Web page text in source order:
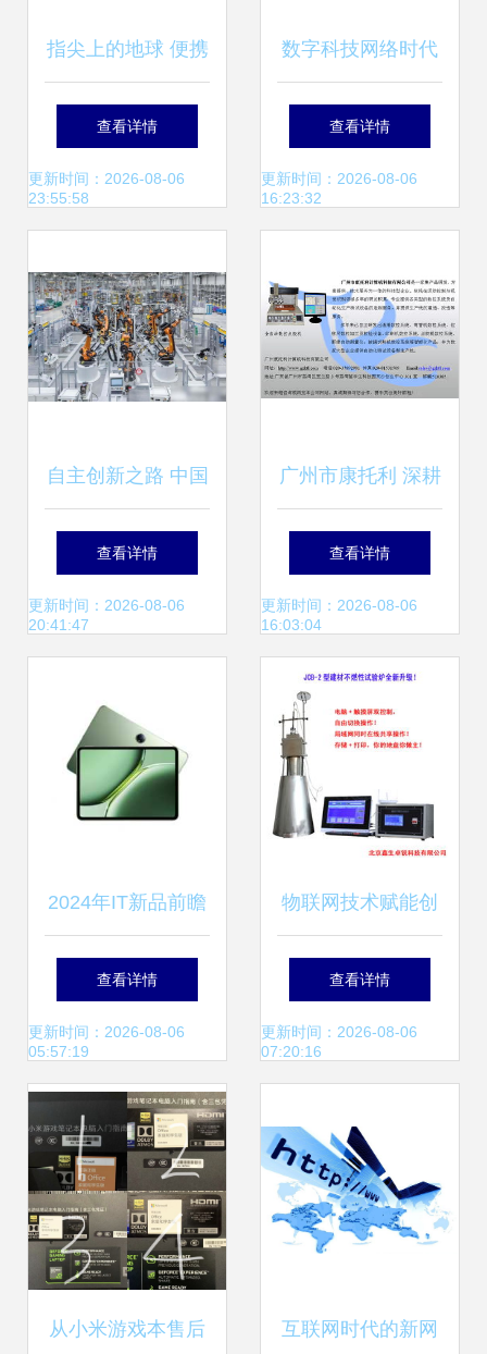
指尖上的地球 便携
式计算机网络如何
重塑空间与连接
查看详情
更新时间：2026-08-06
23:55:58
数字科技网络时代
查看详情
更新时间：2026-08-06
16:23:32
自主创新之路 中国
电脑系统迈向独
立，美国科技巨头
查看详情
更新时间：2026-08-06
20:41:47
广州市康托利 深耕
数控系统，驱动智
能制造新纪元
查看详情
更新时间：2026-08-06
16:03:04
2024年IT新品前瞻
太平洋电脑网新品
情报站权威推荐
查看详情
更新时间：2026-08-06
05:57:19
物联网技术赋能创
新 JCB-2型电脑触
摸屏建材不燃性试
查看详情
更新时间：2026-08-06
07:20:16
从小米游戏本售后 互联网时代的新网